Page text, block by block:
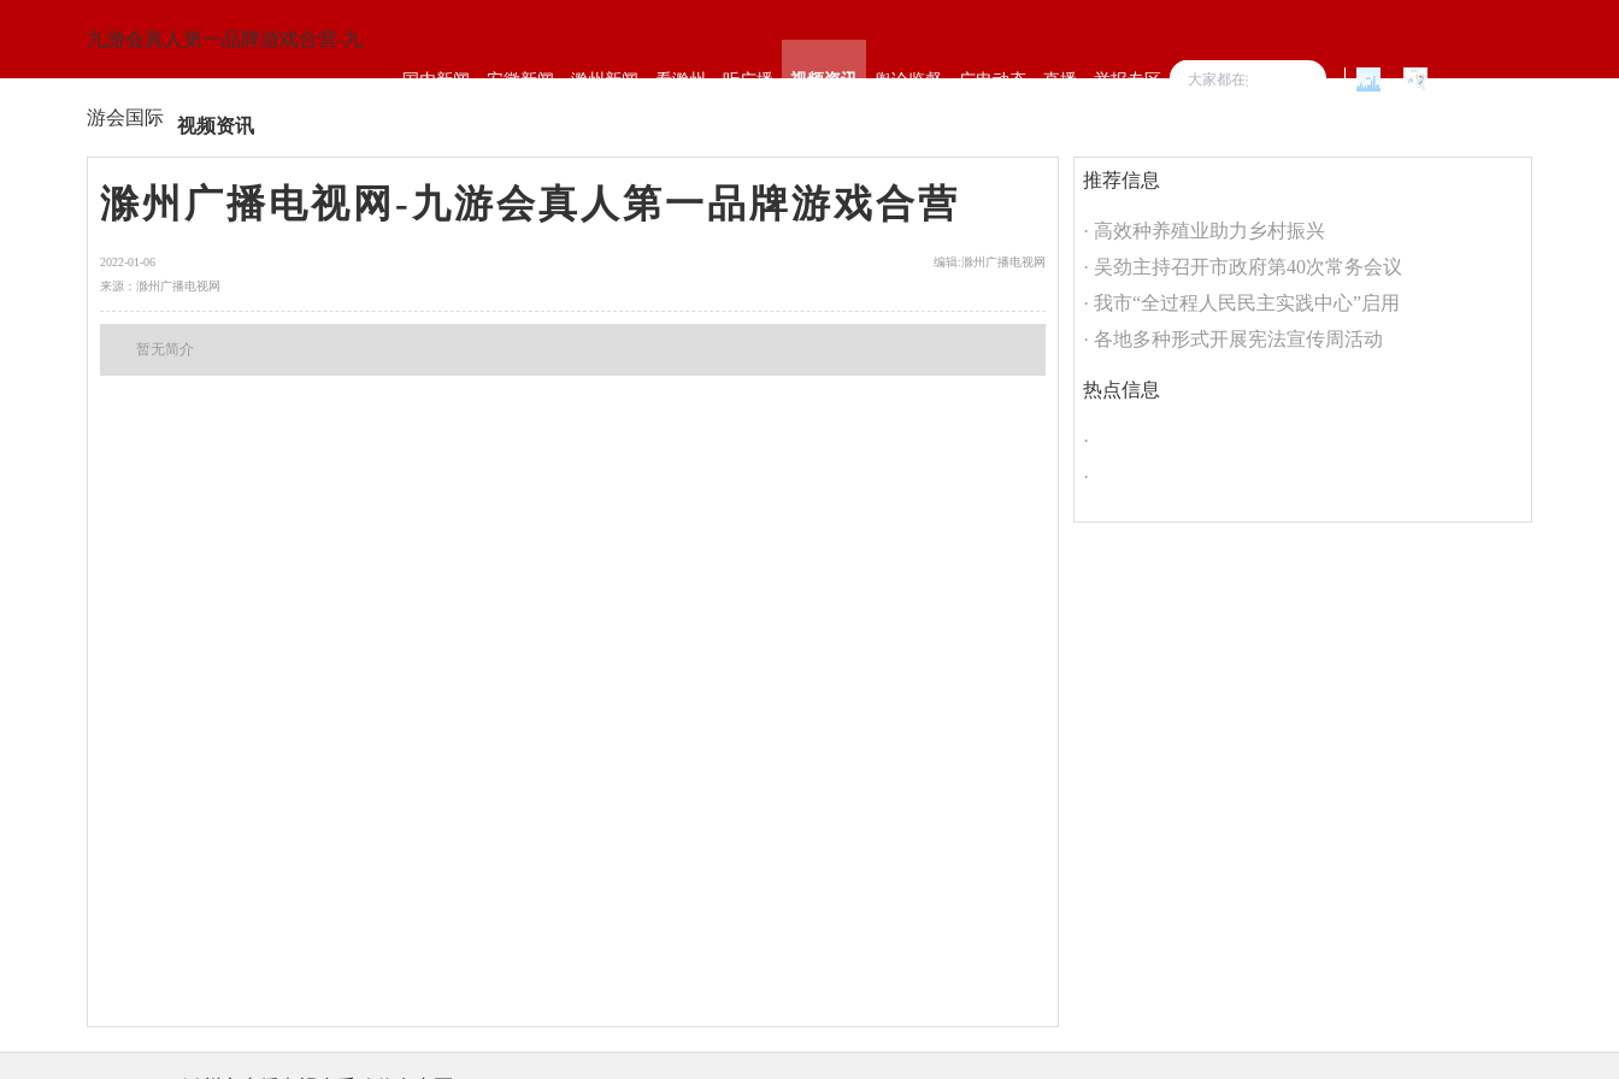
九游会真人第一品牌游戏合营-九
游会国际
国内新闻 安徽新闻 滁州新闻 看滁州 听广播 视频资讯 舆论监督 广电动态 直播 举报专区
视频资讯
滁州广播电视网-九游会真人第一品牌游戏合营
2022-01-06
来源：滁州广播电视网
编辑:滁州广播电视网
暂无简介
推荐信息
· 高效种养殖业助力乡村振兴
· 吴劲主持召开市政府第40次常务会议
· 我市“全过程人民民主实践中心”启用
· 各地多种形式开展宪法宣传周活动
热点信息
·
·